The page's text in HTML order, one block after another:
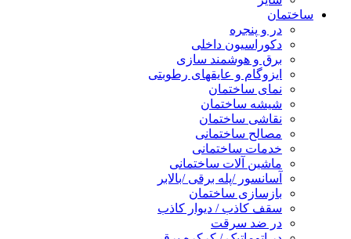
ساختمان
در و پنجره
دکوراسیون داخلی
برق و هوشمند سازی
ایزوگام و عایقهای رطوبتی
نمای ساختمان
شیشه ساختمان
نقاشی ساختمان
مصالح ساختمانی
خدمات ساختمانی
ماشین آلات ساختمانی
آسانسور /پله برقی /بالابر
بازسازی ساختمان
سقف کاذب / دیوار کاذب
در ضد سرقت